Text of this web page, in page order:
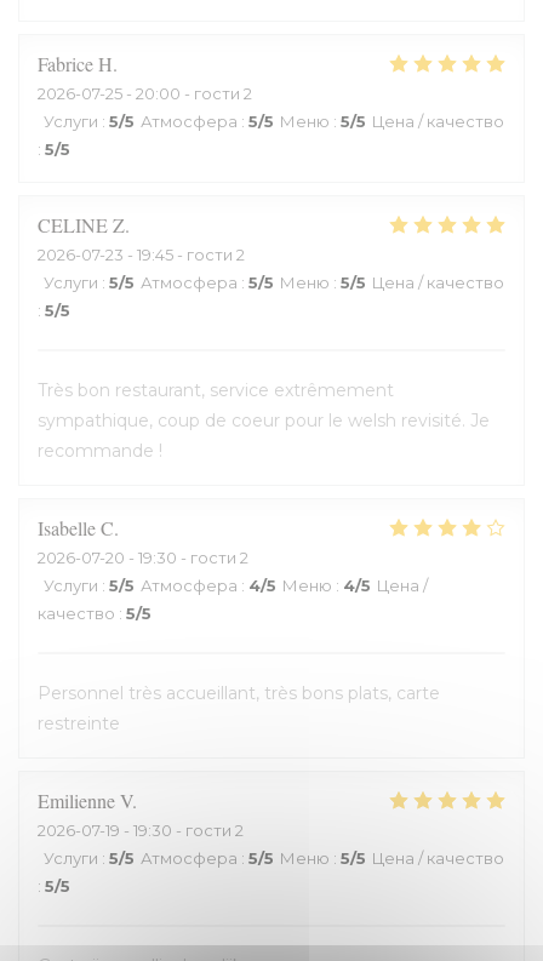
FabriceH
2026-07-25 - 20:00 - гости 2
Услуги : 5/5 Атмосфера : 5/5 Меню : 5/5 Цена / качество
: 5/5
CELINEZ
2026-07-23 - 19:45 - гости 2
Услуги : 5/5 Атмосфера : 5/5 Меню : 5/5 Цена / качество
: 5/5
Très bon restaurant, service extrêmement
sympathique, coup de coeur pour le welsh revisité. Je
recommande !
IsabelleC
2026-07-20 - 19:30 - гости 2
Услуги : 5/5 Атмосфера : 4/5 Меню : 4/5 Цена /
качество : 5/5
Personnel très accueillant, très bons plats, carte
restreinte
EmilienneV
2026-07-19 - 19:30 - гости 2
Услуги : 5/5 Атмосфера : 5/5 Меню : 5/5 Цена / качество
: 5/5